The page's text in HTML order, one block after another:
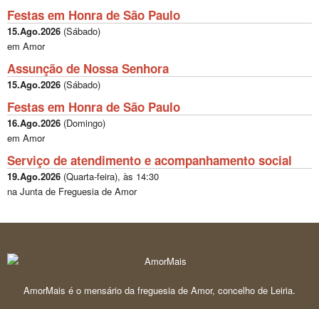
Festas em Honra de São Paulo
15.Ago.2026 (Sábado)
em Amor
Assunção de Nossa Senhora
15.Ago.2026 (Sábado)
Festas em Honra de São Paulo
16.Ago.2026 (Domingo)
em Amor
Serviço de atendimento e acompanhamento social
19.Ago.2026 (Quarta-feira), às 14:30
na Junta de Freguesia de Amor
AmorMais é o mensário da freguesia de Amor, concelho de Leiria.